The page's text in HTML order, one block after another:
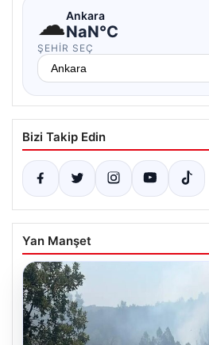
☁Ankara
NaN°C
ŞEHIR SEÇ
Bizi Takip Edin
Yan Manşet